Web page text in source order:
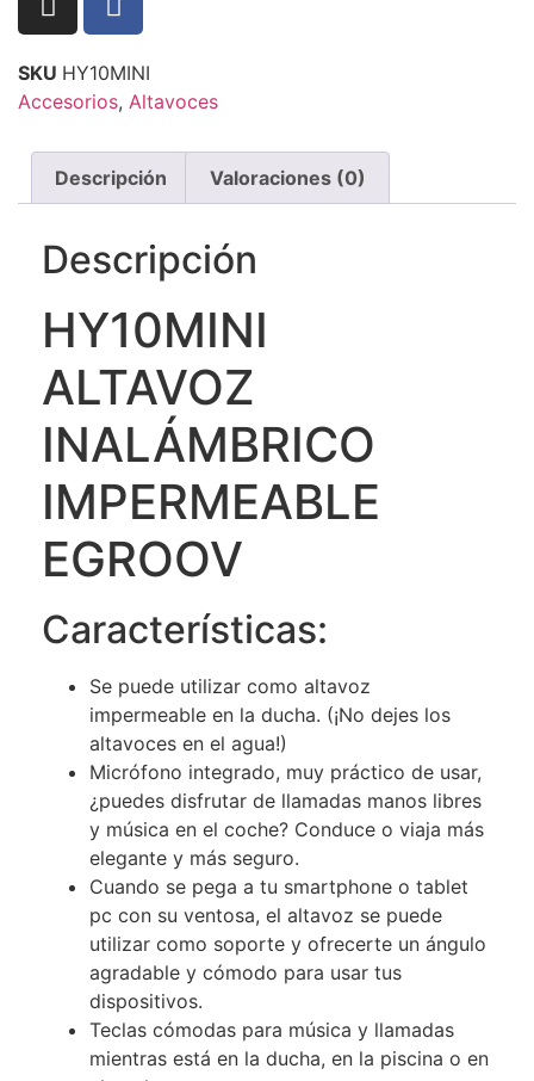
SKU HY10MINI
Accesorios, Altavoces
Descripción Valoraciones (0)
Descripción
HY10MINI
ALTAVOZ
INALÁMBRICO
IMPERMEABLE
EGROOV
Características:
Se puede utilizar como altavoz
impermeable en la ducha. (¡No dejes los
altavoces en el agua!)
Micrófono integrado, muy práctico de usar,
¿puedes disfrutar de llamadas manos libres
y música en el coche? Conduce o viaja más
elegante y más seguro.
Cuando se pega a tu smartphone o tablet
pc con su ventosa, el altavoz se puede
utilizar como soporte y ofrecerte un ángulo
agradable y cómodo para usar tus
dispositivos.
Teclas cómodas para música y llamadas
mientras está en la ducha, en la piscina o en